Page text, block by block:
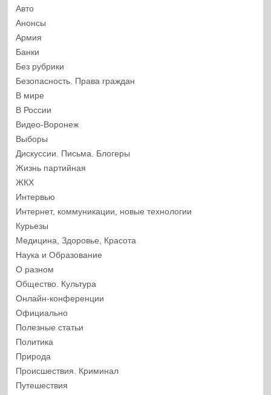
Авто
Анонсы
Армия
Банки
Без рубрики
Безопасность. Права граждан
В мире
В России
Видео-Воронеж
Выборы
Дискуссии. Письма. Блогеры
Жизнь партийная
ЖКХ
Интервью
Интернет, коммуникации, новые технологии
Курьезы
Медицина, Здоровье, Красота
Наука и Образование
О разном
Общество. Культура
Онлайн-конференции
Официально
Полезные статьи
Политика
Природа
Происшествия. Криминал
Путешествия